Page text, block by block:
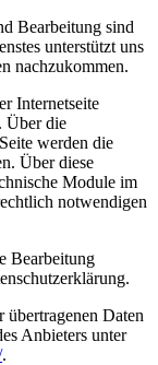
Bearbeitung sind
unterstützt uns
nachzukommen.
Internetseite
Über die
werden die
Über diese
Module im
notwendigen
Bearbeitung
Daten
Anbieters unter
.